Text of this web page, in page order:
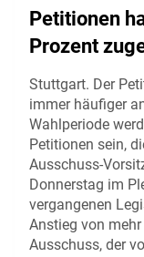
Petitionen
Prozent
Stuttgart. Der
immer häufiger
Wahlperiode
Petitionen sein,
Ausschuss-
Donnerstag im
vergangenen
Anstieg von
Ausschuss, der